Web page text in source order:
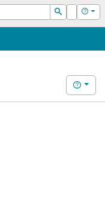
Suchen
Login Hilfe
Hilfe